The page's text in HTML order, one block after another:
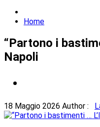
Home
“Partono i
Napoli
18 Maggio 2026 Author :